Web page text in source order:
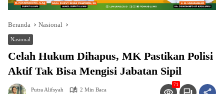
Beranda Nasional
Nasional
Celah Hukum Dihapus, MK Pastikan Polisi
Aktif Tak Bisa Mengisi Jabatan Sipil
Putra Alifsyah
2 Min Baca
71